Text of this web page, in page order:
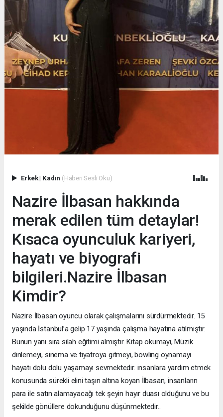
Erkek| Kadın (Haberi Sesli Oku)
Nazire İlbasan hakkında
merak edilen tüm detaylar!
Kısaca oyunculuk kariyeri,
hayatı ve biyografi
bilgileri.Nazire İlbasan
Kimdir?
Nazire İlbasan oyuncu olarak çalışmalarını sürdürmektedir. 15
yaşında İstanbul’a gelip 17 yaşında çalışma hayatına atılmıştır.
Bunun yanı sıra silah eğitimi almıştır. Kitap okumayı, Müzik
dinlemeyi, sinema ve tiyatroya gitmeyi, bowling oynamayı
hayatı dolu dolu yaşamayı sevmektedir. insanlara yardım etmek
konusunda sürekli elini taşın altına koyan İlbasan, insanların
para ile satın alamayacağı tek şeyin hayır duası olduğunu ve bu
şekilde gönüllere dokunduğunu düşünmektedir..